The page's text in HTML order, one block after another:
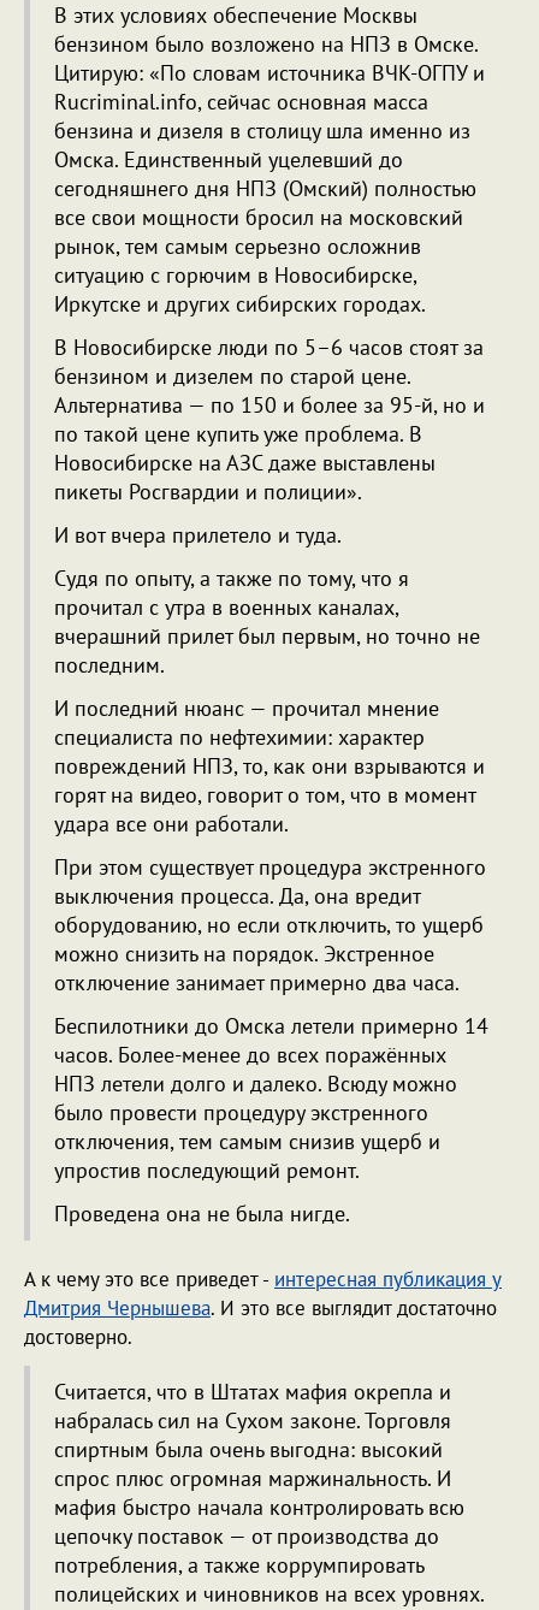
В этих условиях обеспечение Москвы
бензином было возложено на НПЗ в Омске.
Цитирую: «По словам источника ВЧК-ОГПУ и
Rucriminal.info, сейчас основная масса
бензина и дизеля в столицу шла именно из
Омска. Единственный уцелевший до
сегодняшнего дня НПЗ (Омский) полностью
все свои мощности бросил на московский
рынок, тем самым серьезно осложнив
ситуацию с горючим в Новосибирске,
Иркутске и других сибирских городах.
В Новосибирске люди по 5–6 часов стоят за
бензином и дизелем по старой цене.
Альтернатива — по 150 и более за 95-й, но и
по такой цене купить уже проблема. В
Новосибирске на АЗС даже выставлены
пикеты Росгвардии и полиции».
И вот вчера прилетело и туда.
Судя по опыту, а также по тому, что я
прочитал с утра в военных каналах,
вчерашний прилет был первым, но точно не
последним.
И последний нюанс — прочитал мнение
специалиста по нефтехимии: характер
повреждений НПЗ, то, как они взрываются и
горят на видео, говорит о том, что в момент
удара все они работали.
При этом существует процедура экстренного
выключения процесса. Да, она вредит
оборудованию, но если отключить, то ущерб
можно снизить на порядок. Экстренное
отключение занимает примерно два часа.
Беспилотники до Омска летели примерно 14
часов. Более-менее до всех поражённых
НПЗ летели долго и далеко. Всюду можно
было провести процедуру экстренного
отключения, тем самым снизив ущерб и
упростив последующий ремонт.
Проведена она не была нигде.
А к чему это все приведет - интересная публикация у
Дмитрия Чернышева. И это все выглядит достаточно
достоверно.
Считается, что в Штатах мафия окрепла и
набралась сил на Сухом законе. Торговля
спиртным была очень выгодна: высокий
спрос плюс огромная маржинальность. И
мафия быстро начала контролировать всю
цепочку поставок — от производства до
потребления, а также коррумпировать
полицейских и чиновников на всех уровнях.